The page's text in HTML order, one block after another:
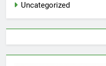
Uncategorized